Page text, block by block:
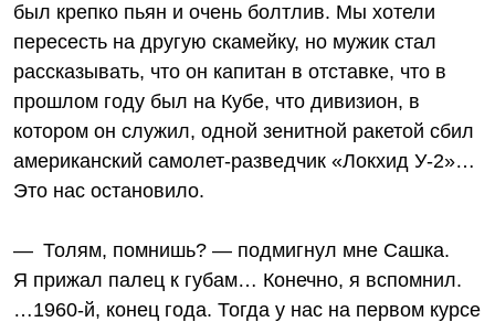
был крепко пьян и очень болтлив. Мы хотели
пересесть на другую скамейку, но мужик стал
рассказывать, что он капитан в отставке, что в
прошлом году был на Кубе, что дивизион, в
котором он служил, одной зенитной ракетой сбил
американский самолет-разведчик «Локхид У-2»…
Это нас остановило.
— Толям, помнишь? — подмигнул мне Сашка.
Я прижал палец к губам… Конечно, я вспомнил.
…1960‑й, конец года. Тогда у нас на первом курсе